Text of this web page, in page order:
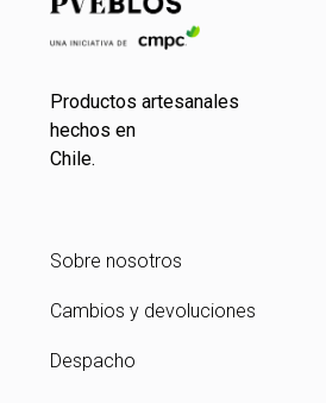
Productos artesanales
hechos en
Chile.
Sobre nosotros
Cambios y devoluciones
Despacho